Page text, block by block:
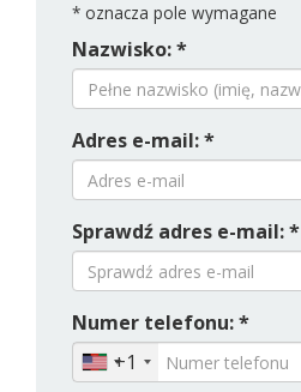
* oznacza pole wymagane
Nazwisko: *
Adres e-mail: *
Sprawdź adres e-mail: *
Numer telefonu: *
+1